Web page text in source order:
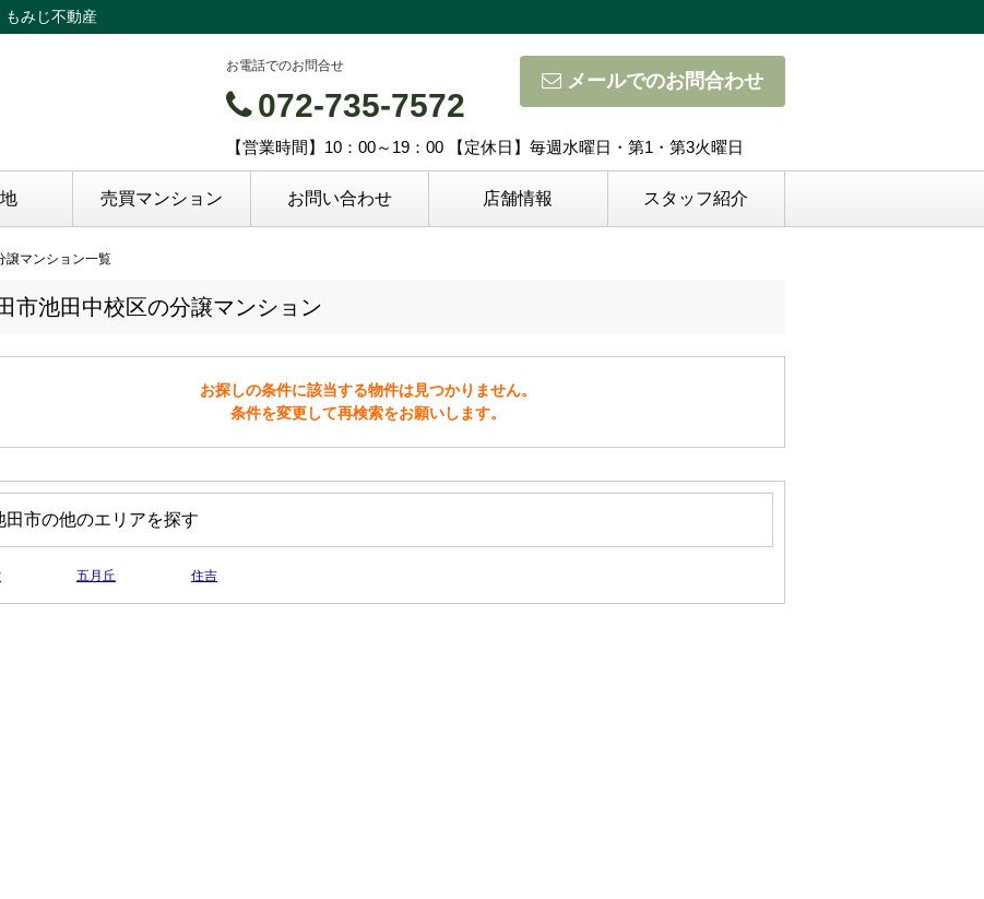
もみじ不動産
メールでのお問合わせ
お電話でのお問合せ
072-735-7572
【営業時間】10：00～19：00 【定休日】毎週水曜日・第1・第3火曜日
売買マンション お問い合わせ 店舗情報 スタッフ紹介
譲マンション一覧
市池田中校区の分譲マンション
お探しの条件に該当する物件は見つかりません。
条件を変更して再検索をお願いします。
田市の他のエリアを探す
五月丘 住吉